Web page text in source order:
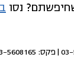
נסו